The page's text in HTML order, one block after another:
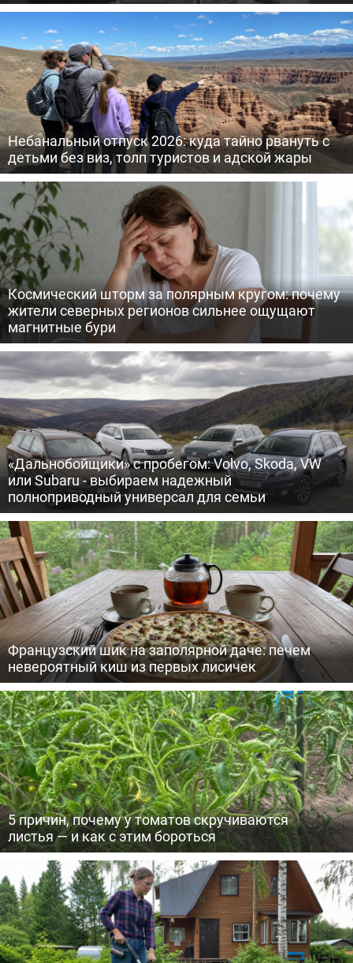
Небанальный отпуск 2026: куда тайно рвануть с
детьми без виз, толп туристов и адской жары
Космический шторм за полярным кругом: почему
жители северных регионов сильнее ощущают
магнитные бури
«Дальнобойщики» с пробегом: Volvo, Skoda, VW
или Subaru - выбираем надежный
полноприводный универсал для семьи
Французский шик на заполярной даче: печем
невероятный киш из первых лисичек
5 причин, почему у томатов скручиваются
листья — и как с этим бороться